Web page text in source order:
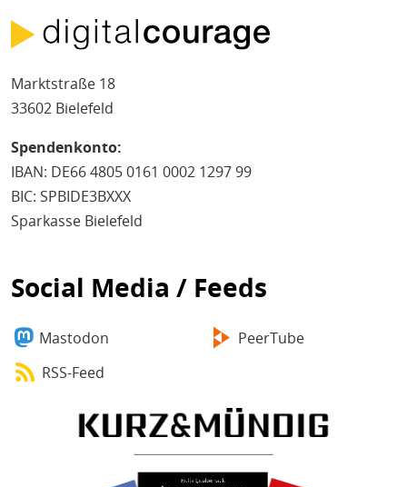
Marktstraße 18
33602 Bielefeld
Spendenkonto:
IBAN: DE66 4805 0161 0002 1297 99
BIC: SPBIDE3BXXX
Sparkasse Bielefeld
Social Media / Feeds
Mastodon
PeerTube
RSS-Feed